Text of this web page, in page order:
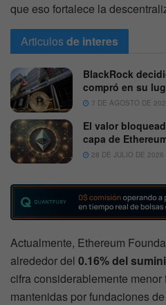
que eso fortalece la
Articulosde interes
BlackRock
compró en su
7 DE AGOSTO DE
El valor
capa de
28 DE JULIO DE 2026
Actualmente, Ethereum
alrededor del 0.16% del
cifra considerablemente
mantenidas por fundaciones